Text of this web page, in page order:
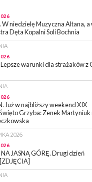
niedzielę Muzyczna Altana, a
Dęta Kopalni Soli Bochnia
Lepsze warunki dla strażaków z
Już w najbliższy weekend XIX
Grzyba: Zenek Martyniuk
2026
JASNĄ GÓRĘ. Drugi dzień